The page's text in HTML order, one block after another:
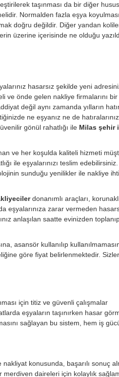
taşınması da bir diğer
Normalden fazla eşya
doğru değildir. Diğer yandan
üzerine içerisinde ne olduğu
hasarsız şekilde yeni
önde gelen nakliye firmalarını bir
değil aynı zamanda yılların
ne eşyanız ne de
gönül rahatlığı ile Milas şehir
ve her koşulda kaliteli hizmeti
ile eşyalarınızı teslim
sunduğu yenilikler ile nakliye
donanımlı araçları,
eşyalarınıza zarar vermeden
anlaşılan saatte evinizden
asansör kullanılıp
göre fiyat belirlenmektedir.
için titiz ve güvenli çalışmalar
eşyaların taşınırken hasar
sağlayan bu sistem, hem iş
konusunda, başarılı sonuç
daireleri için kolaylık